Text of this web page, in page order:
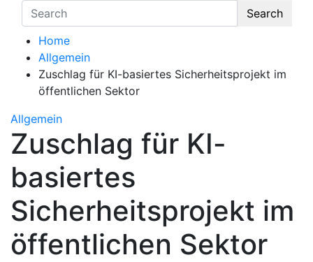
Search
Home
Allgemein
Zuschlag für KI-basiertes Sicherheitsprojekt im
öffentlichen Sektor
Allgemein
Zuschlag für KI-
basiertes
Sicherheitsprojekt im
öffentlichen Sektor